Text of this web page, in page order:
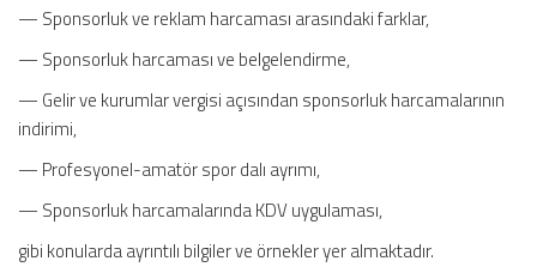
— Sponsorluk ve reklam harcaması arasındaki farklar,
— Sponsorluk harcaması ve belgelendirme,
— Gelir ve kurumlar vergisi açısından sponsorluk harcamalarının
indirimi,
— Profesyonel-amatör spor dalı ayrımı,
— Sponsorluk harcamalarında KDV uygulaması,
gibi konularda ayrıntılı bilgiler ve örnekler yer almaktadır.